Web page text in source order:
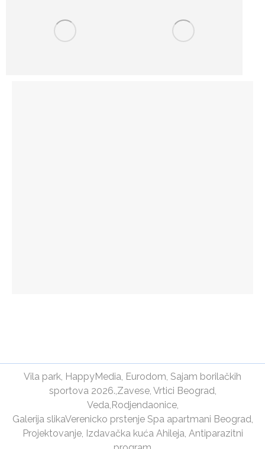
Vila park, HappyMedia, Eurodom, Sajam borilačkih
sportova 2026.,Zavese, Vrtici Beograd,
Veda, Rodjendaonice,
Galerija slikaVerenicko prstenje Spa apartmani Beograd,
Projektovanje, Izdavačka kuća Ahileja, Antiparazitni